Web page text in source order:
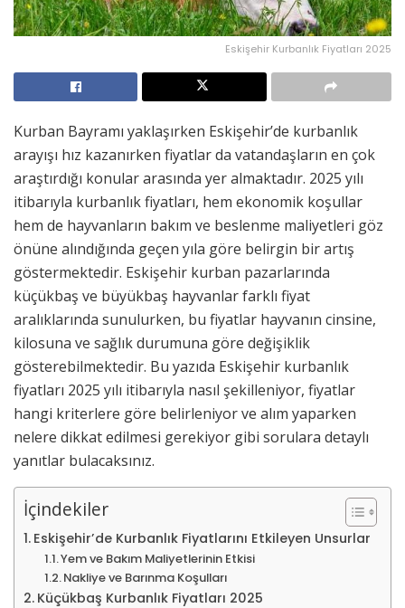
Eskişehir Kurbanlık Fiyatları 2025
Kurban Bayramı yaklaşırken Eskişehir’de kurbanlık
arayışı hız kazanırken fiyatlar da vatandaşların en çok
araştırdığı konular arasında yer almaktadır. 2025 yılı
itibarıyla kurbanlık fiyatları, hem ekonomik koşullar
hem de hayvanların bakım ve beslenme maliyetleri göz
önüne alındığında geçen yıla göre belirgin bir artış
göstermektedir. Eskişehir kurban pazarlarında
küçükbaş ve büyükbaş hayvanlar farklı fiyat
aralıklarında sunulurken, bu fiyatlar hayvanın cinsine,
kilosuna ve sağlık durumuna göre değişiklik
gösterebilmektedir. Bu yazıda Eskişehir kurbanlık
fiyatları 2025 yılı itibarıyla nasıl şekilleniyor, fiyatlar
hangi kriterlere göre belirleniyor ve alım yaparken
nelere dikkat edilmesi gerekiyor gibi sorulara detaylı
yanıtlar bulacaksınız.
İçindekiler
Eskişehir’de Kurbanlık Fiyatlarını Etkileyen Unsurlar
Yem ve Bakım Maliyetlerinin Etkisi
Nakliye ve Barınma Koşulları
Küçükbaş Kurbanlık Fiyatları 2025